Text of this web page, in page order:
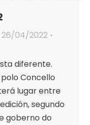
26/04/2022
diferente.
Concello
lugar entre
segundo
goberno do